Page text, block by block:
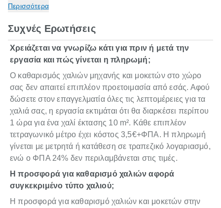
αποτελεσματικός οικολογικός βιοκαθαρισμός του χαλιού σου. Τα
θα εφαρμόσουν προϊόντα Allergyshield σε όλα τα σημεία του
χαλιού, αναλαμβάνοντας την υποαλλεργική προστασίας σας
από κάθε έντομο που θα μπορούσε να αναπτυχθεί στο χώρο και
να προκαλέσει κάποιο πρόβλημα στην υγεία σας.
Περισσότερα
Συχνές Ερωτήσεις
Χρειάζεται να γνωρίζω κάτι για πριν ή μετά την
εργασία και πώς γίνεται η πληρωμή;
Ο καθαρισμός χαλιών μηχανής και μοκετών στο χώρο
σας δεν απαιτεί επιπλέον προετοιμασία από εσάς. Αφού
δώσετε στον επαγγελματία όλες τις λεπτομέρειες για τα
χαλιά σας, η εργασία εκτιμάται ότι θα διαρκέσει περίπου
1 ώρα για ένα χαλί έκτασης 10 m². Κάθε επιπλέον
τετραγωνικό μέτρο έχει κόστος 3,5€+ΦΠΑ. Η πληρωμή
γίνεται με μετρητά ή κατάθεση σε τραπεζικό λογαριασμό,
ενώ ο ΦΠΑ 24% δεν περιλαμβάνεται στις τιμές.
Η προσφορά για καθαρισμό χαλιών αφορά
συγκεκριμένο τύπο χαλιού;
Η προσφορά για καθαρισμό χαλιών και μοκετών στην